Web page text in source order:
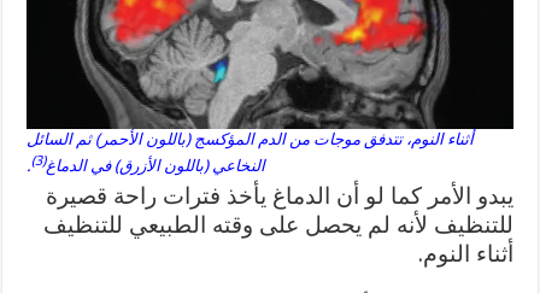
أثناء النوم، تتدفق موجات من الدم المؤكسج (باللون الأحمر) ثم السائل
النخاعي (باللون الأزرق) في الدماغ(3)
.
يبدو الأمر كما لو أن الدماغ يأخذ فترات راحة قصيرة
للتنظيف لأنه لم يحصل على وقته الطبيعي للتنظيف
أثناء النوم.